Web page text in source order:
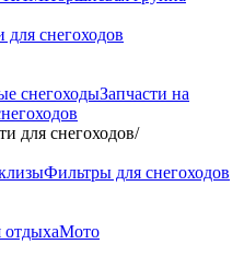
для снегоходов
снегоходыЗапчасти на
для снегоходов/
Фильтры для снегоходов
отдыхаМото